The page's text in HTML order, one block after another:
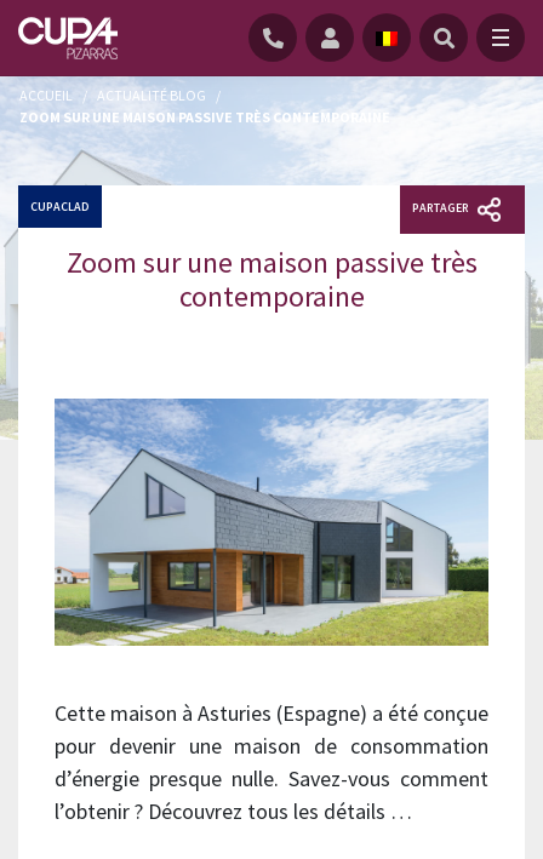
ACCUEIL / ACTUALITÉ BLOG
/
ZOOM SUR UNE MAISON PASSIVE TRÈS CONTEMPORAINE
CUPACLAD PARTAGER
Zoom sur une maison passive très
contemporaine
Cette maison à Asturies (Espagne) a été conçue
pour devenir une maison de consommation
d’énergie presque nulle. Savez-vous comment
l’obtenir ? Découvrez tous les détails …